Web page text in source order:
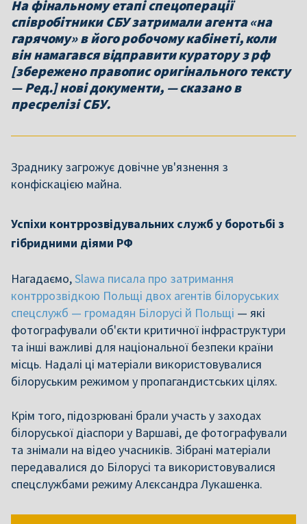
На фінальному етапі спецоперації
співробітники СБУ затримали агента «на
гарячому» в його робочому кабінеті, коли
він намагався відправити куратору з рф
[збережено правопис оригінального тексту
— Ред.] нові документи, — сказано в
пресрелізі СБУ.
Зраднику загрожує довічне ув'язнення з
конфіскацією майна.
Успіхи контррозвідувальних служб у боротьбі з
гібридними діями РФ
Нагадаємо,Slawa писала про затримання
контррозвідкою Польщі двох агентів білоруських
спецслужб — громадян Білорусі й Польщі — які
фотографували об'єкти критичної інфраструктури
та інші важливі для національної безпеки країни
місць. Надалі ці матеріали використовувалися
білоруським режимом у пропагандистських цілях.
Крім того, підозрювані брали участь у заходах
білоруської діаспори у Варшаві, де фотографували
та знімали на відео учасників. Зібрані матеріали
передавалися до Білорусі та використовувалися
спецслужбами режиму Алєксандра Лукашенка.